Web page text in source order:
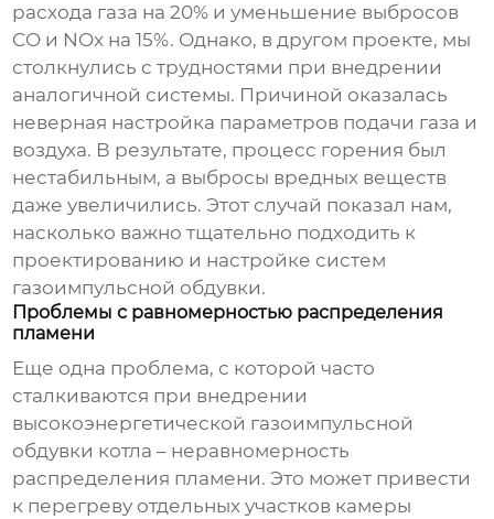
расхода газа на 20% и уменьшение выбросов
CO и NOx на 15%. Однако, в другом проекте, мы
столкнулись с трудностями при внедрении
аналогичной системы. Причиной оказалась
неверная настройка параметров подачи газа и
воздуха. В результате, процесс горения был
нестабильным, а выбросы вредных веществ
даже увеличились. Этот случай показал нам,
насколько важно тщательно подходить к
проектированию и настройке систем
газоимпульсной обдувки.
Проблемы с равномерностью распределения
пламени
Еще одна проблема, с которой часто
сталкиваются при внедрении
высокоэнергетической газоимпульсной
обдувки котла – неравномерность
распределения пламени. Это может привести
к перегреву отдельных участков камеры